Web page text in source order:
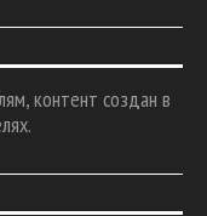
контент создан в